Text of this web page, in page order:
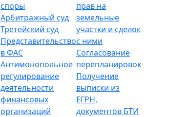
споры
Арбитражный суд
Третейский суд
Представительство
в ФАС
Антимонопольное
регулирование
деятельности
финансовых
организаций
прав на
земельные
участки и сделок
с ними
Согласование
перепланировок
Получение
выписки из
ЕГРН,
документов БТИ